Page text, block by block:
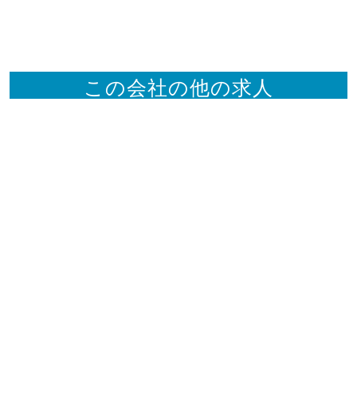
この会社の他の求人